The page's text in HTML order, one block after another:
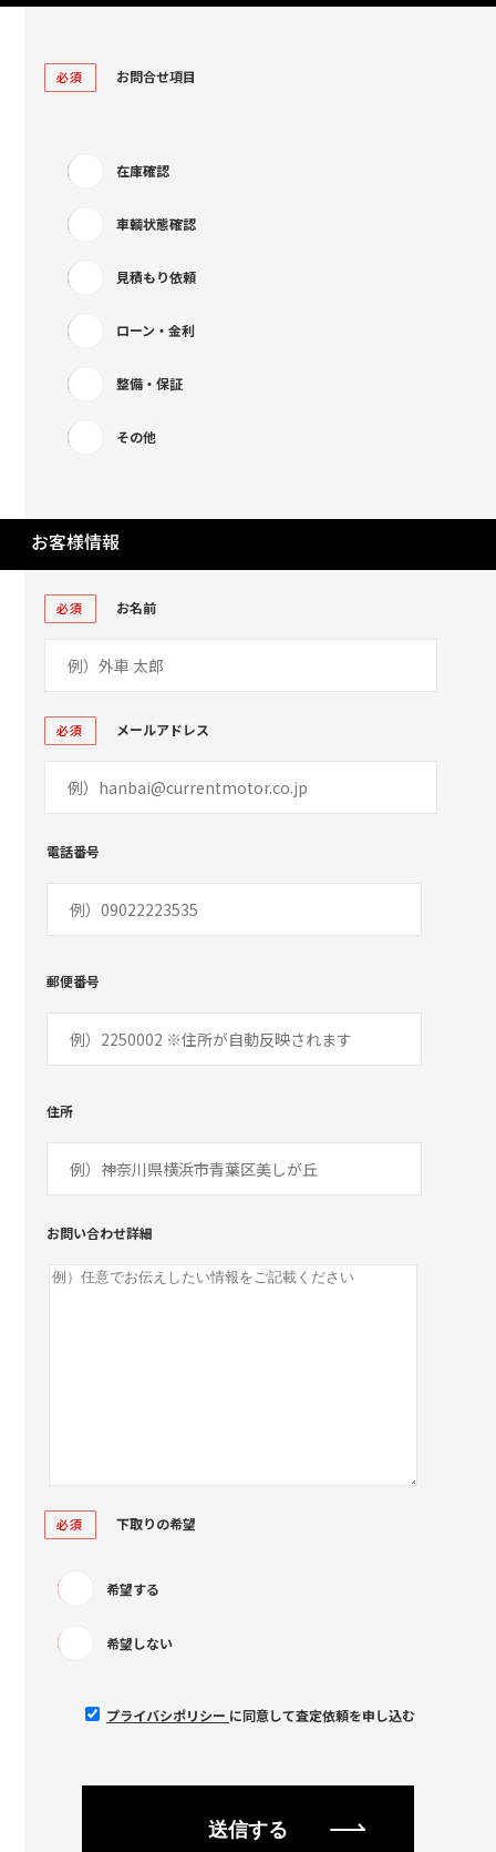
必須 お問合せ項目
在庫確認
車輌状態確認
見積もり依頼
ローン・金利
整備・保証
その他
お客様情報
必須 お名前
必須 メールアドレス
電話番号
郵便番号
住所
お問い合わせ詳細
必須 下取りの希望
希望する
希望しない
プライバシポリシー に同意して査定依頼を申し込む